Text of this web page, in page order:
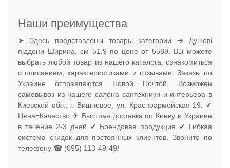
Наши преимущества
➤ Здесь представлены товары категории ➔ Душові
піддони Ширина, см 51.9 по цене от 5589. Вы можете
выбрать любой товар из нашего каталога, ознакомиться
с описанием, характеристиками и отзывами. Заказы по
Украине отправляются Новой Почтой. Возможен
самовывоз из нашего салона сантехники и интерьера в
Киевской обл., г. Вишневое, ул. Красноармейская 19. ✔
Цена=Качество ✈ Быстрая доставка по Киеву и Украине
в течение 2-3 дней ✔ Брендовая продукция ✔ Гибкая
система скидок для постоянных клиентов. Звоните по
телефону ☎ (095) 113-49-49!